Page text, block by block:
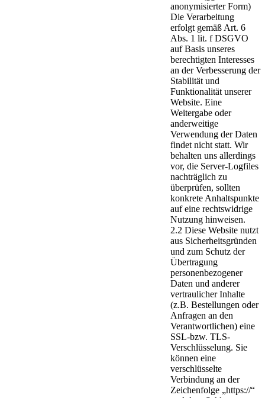
anonymisierter Form)
Die Verarbeitung
erfolgt gemäß Art. 6
Abs. 1 lit. f DSGVO
auf Basis unseres
berechtigten Interesses
an der Verbesserung der
Stabilität und
Funktionalität unserer
Website. Eine
Weitergabe oder
anderweitige
Verwendung der Daten
findet nicht statt. Wir
behalten uns allerdings
vor, die Server-Logfiles
nachträglich zu
überprüfen, sollten
konkrete Anhaltspunkte
auf eine rechtswidrige
Nutzung hinweisen.
2.2 Diese Website nutzt
aus Sicherheitsgründen
und zum Schutz der
Übertragung
personenbezogener
Daten und anderer
vertraulicher Inhalte
(z.B. Bestellungen oder
Anfragen an den
Verantwortlichen) eine
SSL-bzw. TLS-
Verschlüsselung. Sie
können eine
verschlüsselte
Verbindung an der
Zeichenfolge „https://“